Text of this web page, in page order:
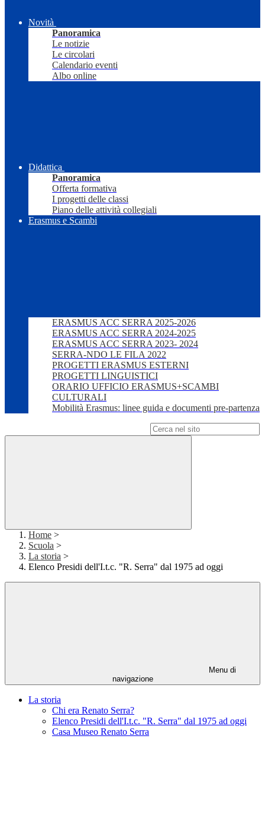
Novità
Panoramica
Le notizie
Le circolari
Calendario eventi
Albo online
Didattica
Panoramica
Offerta formativa
I progetti delle classi
Piano delle attività collegiali
Erasmus e Scambi
ERASMUS ACC SERRA 2025-2026
ERASMUS ACC SERRA 2024-2025
ERASMUS ACC SERRA 2023- 2024
SERRA-NDO LE FILA 2022
PROGETTI ERASMUS ESTERNI
PROGETTI LINGUISTICI
ORARIO UFFICIO ERASMUS+SCAMBI
CULTURALI
Mobilità Erasmus: linee guida e documenti pre-partenza
Home >
Scuola >
La storia >
Elenco Presidi dell'I.t.c. "R. Serra" dal 1975 ad oggi
Menu di
navigazione
La storia
Chi era Renato Serra?
Elenco Presidi dell'I.t.c. "R. Serra" dal 1975 ad oggi
Casa Museo Renato Serra